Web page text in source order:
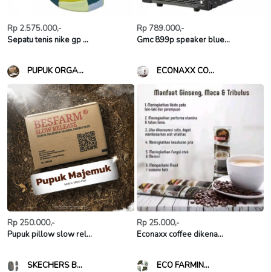
Rp 2.575.000,-
Sepatu tenis nike gp ...
Rp 789.000,-
Gmc 899p speaker blue...
PUPUK ORGA...
Rp 250.000,-
Pupuk pillow slow rel...
ECONAXX CO...
Rp 25.000,-
Econaxx coffee dikena...
SKECHERS B... ECO FARMIN...